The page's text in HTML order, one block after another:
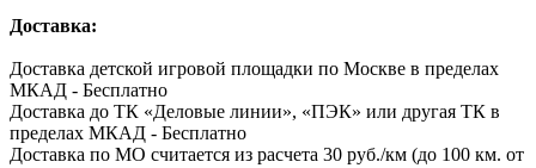
Доставка:
Доставка детской игровой площадки по Москве в пределах
МКАД - Бесплатно
Доставка до ТК «Деловые линии», «ПЭК» или другая ТК в
пределах МКАД - Бесплатно
Доставка по МО считается из расчета 30 руб./км (до 100 км. от